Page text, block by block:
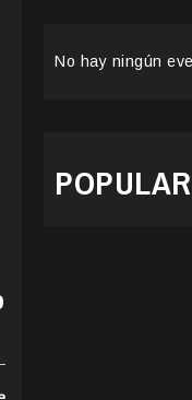
No hay ningún